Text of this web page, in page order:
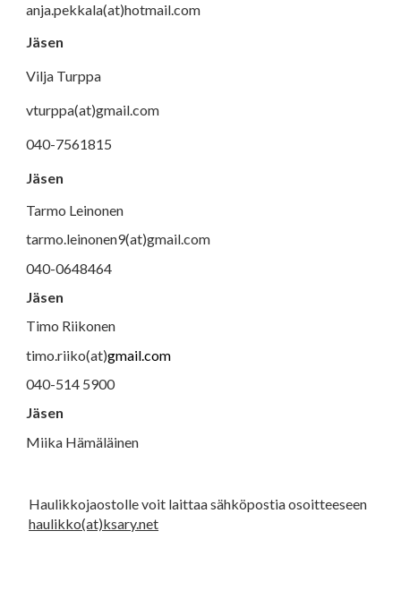
anja.pekkala(at)hotmail.com
Jäsen
Vilja Turppa
vturppa(at)gmail.com
040-7561815
Jäsen
Tarmo Leinonen
tarmo.leinonen9(at)gmail.com
040-0648464
Jäsen
Timo Riikonen
timo.riiko(at)gmail.com
040-514 5900
Jäsen
Miika Hämäläinen
Haulikkojaostolle voit laittaa sähköpostia osoitteeseen
haulikko(at)ksary.net